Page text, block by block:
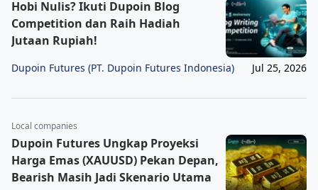
Hobi Nulis? Ikuti Dupoin Blog
Competition dan Raih Hadiah
Jutaan Rupiah!
Dupoin Futures (PT. Dupoin Futures Indonesia) Jul 25, 2026
Local companies
Dupoin Futures Ungkap Proyeksi
Harga Emas (XAUUSD) Pekan Depan,
Bearish Masih Jadi Skenario Utama